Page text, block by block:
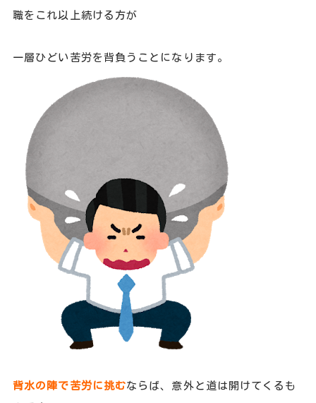
職をこれ以上続ける方が
一層ひどい苦労を背負うことになります。
背水の陣で苦労に挑むならば、意外と道は開けてくるも